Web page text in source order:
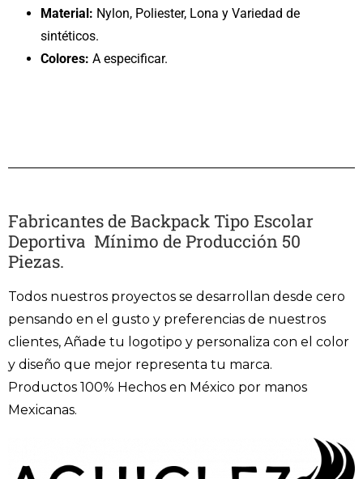
Material: Nylon, Poliester, Lona y Variedad de
sintéticos.
Colores: A especificar.
Fabricantes de Backpack Tipo Escolar
Deportiva Mínimo de Producción 50
Piezas.
Todos nuestros proyectos se desarrollan desde cero
pensando en el gusto y preferencias de nuestros
clientes, Añade tu logotipo y personaliza con el color
y diseño que mejor representa tu marca.
Productos 100% Hechos en México por manos
Mexicanas.